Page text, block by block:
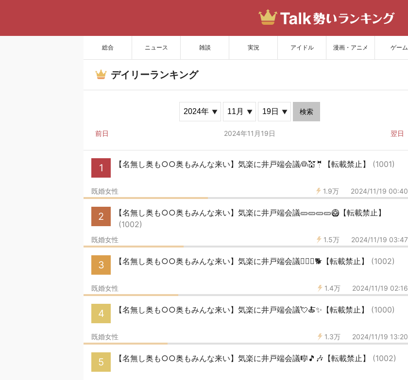
総合 ニュース 雑談 実況 アイドル 漫画・アニメ ゲーム
サイトを更新
デイリーランキング
検索
前日 2024年11月19日 翌日
1 【名無し奥も○○奥もみんな来い】気楽に井戸端会議👰💒🤵【転載禁止】 (1001)
1.9万 2024/11/19 00:40
既婚女性
2
【名無し奥も○○奥もみんな来い】気楽に井戸端会議🥒🥒🥒🥒🥝【転載禁止】
(1002)
1.5万 2024/11/19 03:47
既婚女性
3 【名無し奥も○○奥もみんな来い】気楽に井戸端会議🐕‍🦺🦮🐕【転載禁止】 (1002)
1.4万 2024/11/19 02:16
既婚女性
4 【名無し奥も○○奥もみんな来い】気楽に井戸端会議💘🍝✨【転載禁止】 (1000)
1.3万 2024/11/19 13:20
既婚女性
5 【名無し奥も○○奥もみんな来い】気楽に井戸端会議🎼🎵🎶【転載禁止】 (1002)